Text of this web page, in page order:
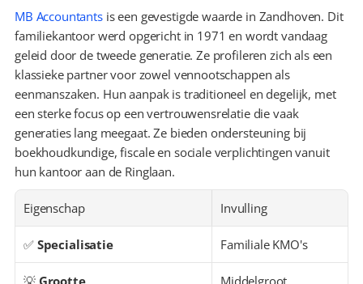
MB Accountants is een gevestigde waarde in Zandhoven. Dit
familiekantoor werd opgericht in 1971 en wordt vandaag
geleid door de tweede generatie. Ze profileren zich als een
klassieke partner voor zowel vennootschappen als
eenmanszaken. Hun aanpak is traditioneel en degelijk, met
een sterke focus op een vertrouwensrelatie die vaak
generaties lang meegaat. Ze bieden ondersteuning bij
boekhoudkundige, fiscale en sociale verplichtingen vanuit
hun kantoor aan de Ringlaan.
Eigenschap Invulling
✅ Specialisatie Familiale KMO's
💡 Grootte Middelgroot